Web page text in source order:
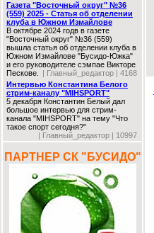
Газета "Восточный округ" №36
(559) 2025 - Статья об отделении
клуба в Южном Измайлове
В октябре 2024 годв в газете
"Восточный округ" №36 (559)
вышла статья об отделении клуба в
Южном Измайлове "Бусидо-Южка"
и его руководителе сэмпае Викторе
Пескове.
| Главный_редактор | 4168
Интервью Константина Белого
стрим-каналу "MIHSPORT"
5 декабря Константин Белый дал
большое интервью для стрим-
канала "MIHSPORT" на тему "Что
такое спорт сегодня?"
| Главный_редактор | 10997
ПАРТНЕР СК "БУСИДО"